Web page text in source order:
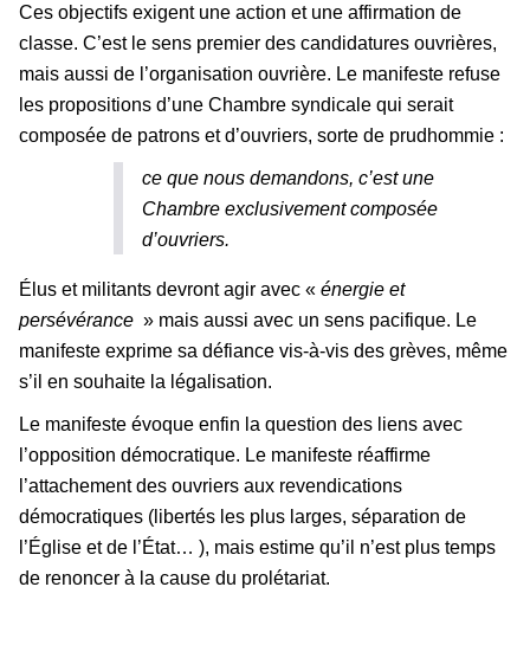
Ces objectifs exigent une action et une affirmation de
classe. C’est le sens premier des candidatures ouvrières,
mais aussi de l’organisation ouvrière. Le manifeste refuse
les propositions d’une Chambre syndicale qui serait
composée de patrons et d’ouvriers, sorte de prudhommie :
ce que nous demandons, c’est une
Chambre exclusivement composée
d’ouvriers.
Élus et militants devront agir avec « énergie et
persévérance » mais aussi avec un sens pacifique. Le
manifeste exprime sa défiance vis-à-vis des grèves, même
s’il en souhaite la légalisation.
Le manifeste évoque enfin la question des liens avec
l’opposition démocratique. Le manifeste réaffirme
l’attachement des ouvriers aux revendications
démocratiques (libertés les plus larges, séparation de
l’Église et de l’État… ), mais estime qu’il n’est plus temps
de renoncer à la cause du prolétariat.